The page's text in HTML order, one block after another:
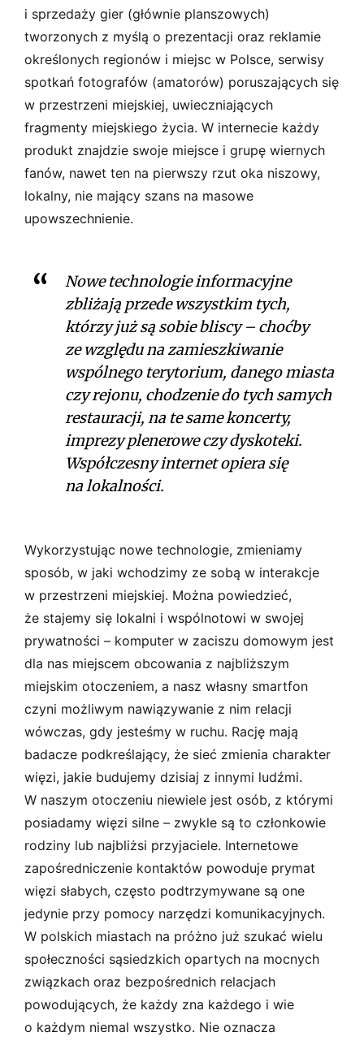
i sprzedaży gier (głównie planszowych)
tworzonych z myślą o prezentacji oraz reklamie
określonych regionów i miejsc w Polsce, serwisy
spotkań fotografów (amatorów) poruszających się
w przestrzeni miejskiej, uwieczniających
fragmenty miejskiego życia. W internecie każdy
produkt znajdzie swoje miejsce i grupę wiernych
fanów, nawet ten na pierwszy rzut oka niszowy,
lokalny, nie mający szans na masowe
upowszechnienie.
Nowe technologie informacyjne
zbliżają przede wszystkim tych,
którzy już są sobie bliscy – choćby
ze względu na zamieszkiwanie
wspólnego terytorium, danego miasta
czy rejonu, chodzenie do tych samych
restauracji, na te same koncerty,
imprezy plenerowe czy dyskoteki.
Współczesny internet opiera się
na lokalności.
Wykorzystując nowe technologie, zmieniamy
sposób, w jaki wchodzimy ze sobą w interakcje
w przestrzeni miejskiej. Można powiedzieć,
że stajemy się lokalni i wspólnotowi w swojej
prywatności – komputer w zaciszu domowym jest
dla nas miejscem obcowania z najbliższym
miejskim otoczeniem, a nasz własny smartfon
czyni możliwym nawiązywanie z nim relacji
wówczas, gdy jesteśmy w ruchu. Rację mają
badacze podkreślający, że sieć zmienia charakter
więzi, jakie budujemy dzisiaj z innymi ludźmi.
W naszym otoczeniu niewiele jest osób, z którymi
posiadamy więzi silne – zwykle są to członkowie
rodziny lub najbliżsi przyjaciele. Internetowe
zapośredniczenie kontaktów powoduje prymat
więzi słabych, często podtrzymywane są one
jedynie przy pomocy narzędzi komunikacyjnych.
W polskich miastach na próżno już szukać wielu
społeczności sąsiedzkich opartych na mocnych
związkach oraz bezpośrednich relacjach
powodujących, że każdy zna każdego i wie
o każdym niemal wszystko. Nie oznacza